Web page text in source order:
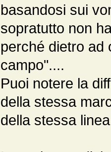
basandosi sui
sopratutto non
perché dietro ad
campo"....
Puoi notere la
della stessa
della stessa